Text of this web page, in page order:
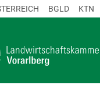
BGLD KTN